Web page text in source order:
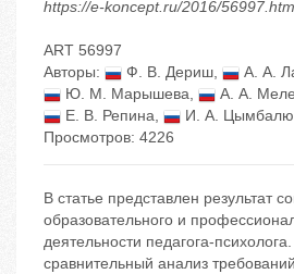
https://e-koncept.ru/2016/56997.htm
ART 56997
Авторы:
Ф. В. Дериш, А. А.
Ю. М. Марышева, А. А.
Е. В. Репина,
И. А.
Просмотров: 4226
В статье представлен результат
образовательного и
деятельности педагога-
сравнительный анализ